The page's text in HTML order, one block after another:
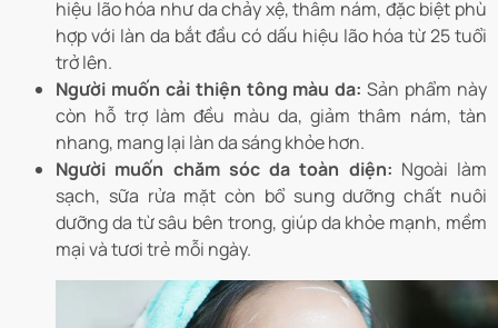
hiệu lão hóa như da chảy xệ, thâm nám, đặc biệt phù
hợp với làn da bắt đầu có dấu hiệu lão hóa từ 25 tuổi
trở lên.
Người muốn cải thiện tông màu da: Sản phẩm này
còn hỗ trợ làm đều màu da, giảm thâm nám, tàn
nhang, mang lại làn da sáng khỏe hơn.
Người muốn chăm sóc da toàn diện: Ngoài làm
sạch, sữa rửa mặt còn bổ sung dưỡng chất nuôi
dưỡng da từ sâu bên trong, giúp da khỏe mạnh, mềm
mại và tươi trẻ mỗi ngày.